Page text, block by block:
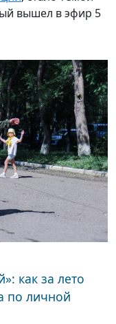
вышел в эфир 5
как за лето
по личной